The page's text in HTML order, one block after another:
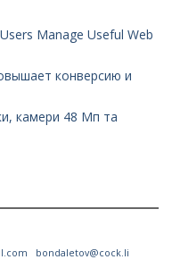
Manage Useful Web
конверсию и
камери 48 Мп та
bondaletov@cock.li